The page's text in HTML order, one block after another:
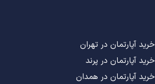
خرید آپارتمان در تهران
خرید آپارتمان در پرند
خرید آپارتمان در همدان